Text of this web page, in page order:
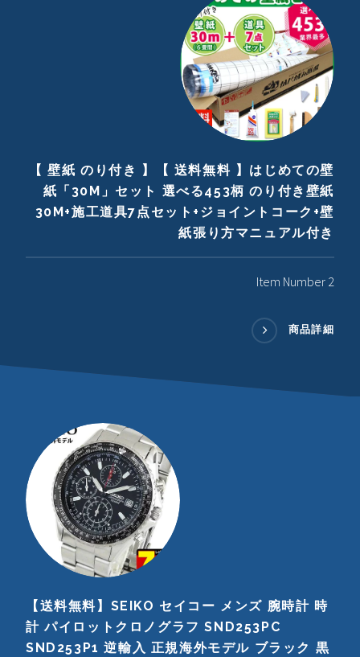
【 壁紙 のり付き 】【 送料無料 】はじめての壁
紙「30M」セット 選べる453柄 のり付き壁紙
30M+施工道具7点セット+ジョイントコーク+壁
紙張り方マニュアル付き
Item Number 2
商品詳細
【送料無料】SEIKO セイコー メンズ 腕時計 時
計 パイロットクロノグラフ SND253PC
SND253P1 逆輸入 正規海外モデル ブラック 黒